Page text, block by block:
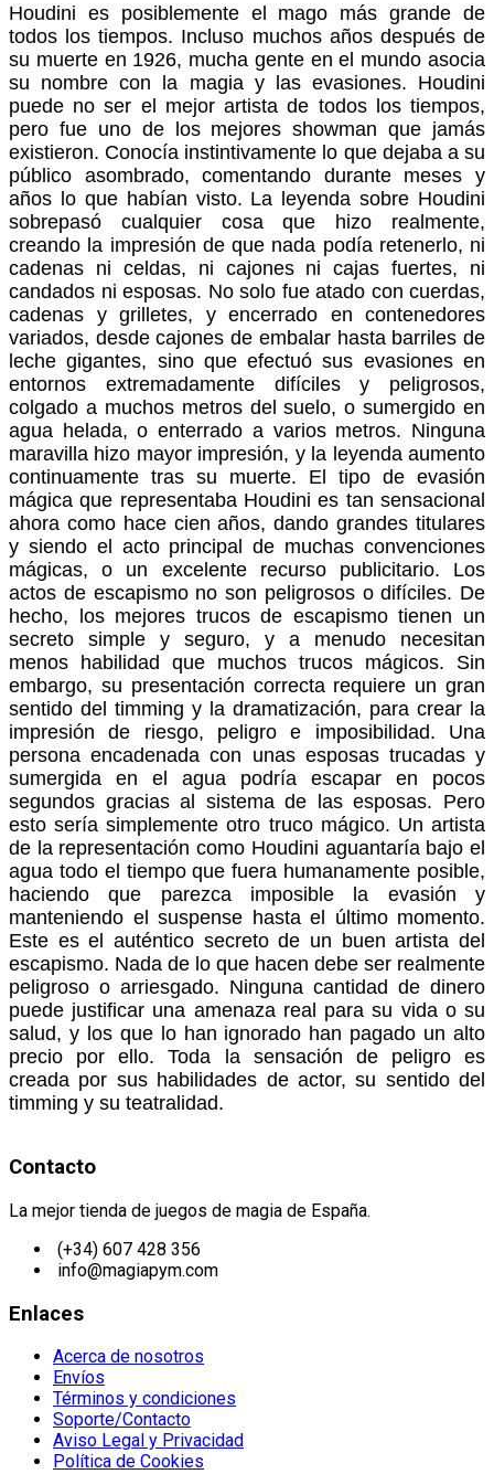
Houdini es posiblemente el mago más grande de
todos los tiempos. Incluso muchos años después de
su muerte en 1926, mucha gente en el mundo asocia
su nombre con la magia y las evasiones. Houdini
puede no ser el mejor artista de todos los tiempos,
pero fue uno de los mejores showman que jamás
existieron. Conocía instintivamente lo que dejaba a su
público asombrado, comentando durante meses y
años lo que habían visto. La leyenda sobre Houdini
sobrepasó cualquier cosa que hizo realmente,
creando la impresión de que nada podía retenerlo, ni
cadenas ni celdas, ni cajones ni cajas fuertes, ni
candados ni esposas. No solo fue atado con cuerdas,
cadenas y grilletes, y encerrado en contenedores
variados, desde cajones de embalar hasta barriles de
leche gigantes, sino que efectuó sus evasiones en
entornos extremadamente difíciles y peligrosos,
colgado a muchos metros del suelo, o sumergido en
agua helada, o enterrado a varios metros. Ninguna
maravilla hizo mayor impresión, y la leyenda aumento
continuamente tras su muerte. El tipo de evasión
mágica que representaba Houdini es tan sensacional
ahora como hace cien años, dando grandes titulares
y siendo el acto principal de muchas convenciones
mágicas, o un excelente recurso publicitario. Los
actos de escapismo no son peligrosos o difíciles. De
hecho, los mejores trucos de escapismo tienen un
secreto simple y seguro, y a menudo necesitan
menos habilidad que muchos trucos mágicos. Sin
embargo, su presentación correcta requiere un gran
sentido del timming y la dramatización, para crear la
impresión de riesgo, peligro e imposibilidad. Una
persona encadenada con unas esposas trucadas y
sumergida en el agua podría escapar en pocos
segundos gracias al sistema de las esposas. Pero
esto sería simplemente otro truco mágico. Un artista
de la representación como Houdini aguantaría bajo el
agua todo el tiempo que fuera humanamente posible,
haciendo que parezca imposible la evasión y
manteniendo el suspense hasta el último momento.
Este es el auténtico secreto de un buen artista del
escapismo. Nada de lo que hacen debe ser realmente
peligroso o arriesgado. Ninguna cantidad de dinero
puede justificar una amenaza real para su vida o su
salud, y los que lo han ignorado han pagado un alto
precio por ello. Toda la sensación de peligro es
creada por sus habilidades de actor, su sentido del
timming y su teatralidad.
Contacto
La mejor tienda de juegos de magia de España.
(+34) 607 428 356
info@magiapym.com
Enlaces
Acerca de nosotros
Envíos
Términos y condiciones
Soporte/Contacto
Aviso Legal y Privacidad
Política de Cookies